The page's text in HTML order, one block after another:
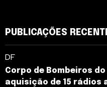
PUBLICAÇÕES
DF
Corpo de Bombeiros
aquisição de 15